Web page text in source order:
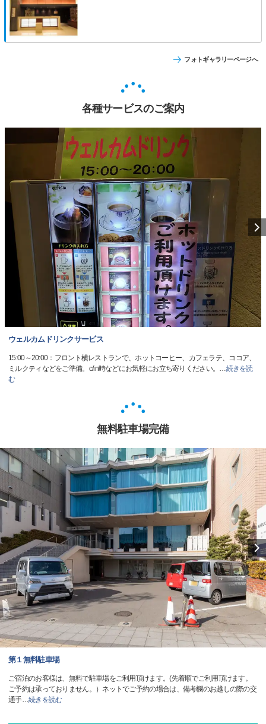
フォトギャラリーページへ
各種サービスのご案内
ウェルカムドリンクサービス
15:00～20:00：フロント横レストランで、ホットコーヒー、カフェラテ、ココア、
ミルクティなどをご準備。c/in時などにお気軽にお立ち寄りください。 …続きを読
む
無料駐車場完備
第１無料駐車場
ご宿泊のお客様は、無料で駐車場をご利用頂けます。(先着順でご利用頂けます。
ご予約は承っておりません。）ネットでご予約の場合は、備考欄のお越しの際の交
通手…続きを読む